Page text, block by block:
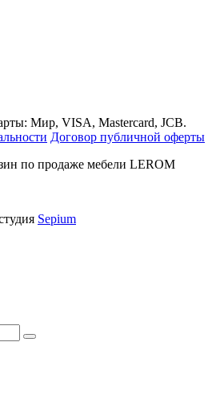
Договор публичной оферты
по продаже мебели LEROM
Sepium